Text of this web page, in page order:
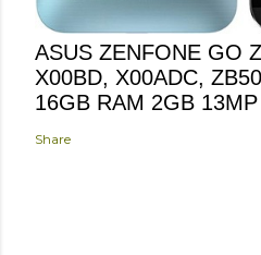
ASUS ZENFONE GO
X00BD, X00ADC,
16GB RAM 2GB 13MP
Share